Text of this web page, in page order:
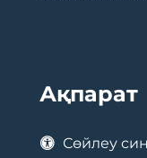
Ақпарат
Сөйлеу